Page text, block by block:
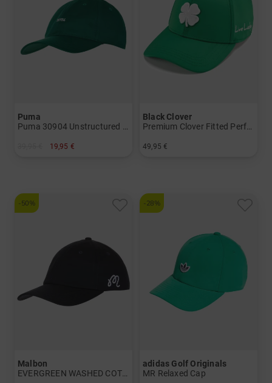
Puma
19,95 €
Black Clover
49,95 €
-50%
Malbon
EVERGREEN WASHED COTTON TWILL DAD HAT Cap
-28%
adidas Golf Originals
MR Relaxed Cap